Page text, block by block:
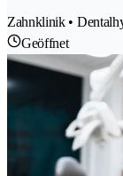
Zahnklinik •
Geöffnet